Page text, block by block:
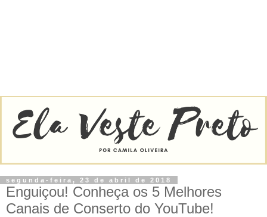
segunda-feira, 23 de abril de 2018
Enguiçou! Conheça os 5 Melhores
Canais de Conserto do YouTube!